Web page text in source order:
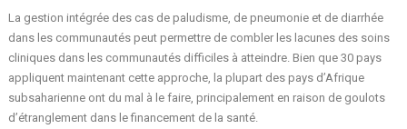
La gestion intégrée des cas de paludisme, de pneumonie et de diarrhée
dans les communautés peut permettre de combler les lacunes des soins
cliniques dans les communautés difficiles à atteindre. Bien que 30 pays
appliquent maintenant cette approche, la plupart des pays d’Afrique
subsaharienne ont du mal à le faire, principalement en raison de goulots
d’étranglement dans le financement de la santé.